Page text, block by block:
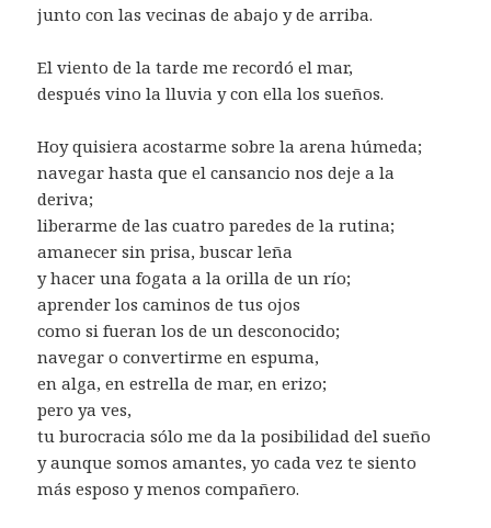
junto con las vecinas de abajo y de arriba.
El viento de la tarde me recordó el mar,
después vino la lluvia y con ella los sueños.
Hoy quisiera acostarme sobre la arena húmeda;
navegar hasta que el cansancio nos deje a la
deriva;
liberarme de las cuatro paredes de la rutina;
amanecer sin prisa, buscar leña
y hacer una fogata a la orilla de un río;
aprender los caminos de tus ojos
como si fueran los de un desconocido;
navegar o convertirme en espuma,
en alga, en estrella de mar, en erizo;
pero ya ves,
tu burocracia sólo me da la posibilidad del sueño
y aunque somos amantes, yo cada vez te siento
más esposo y menos compañero.